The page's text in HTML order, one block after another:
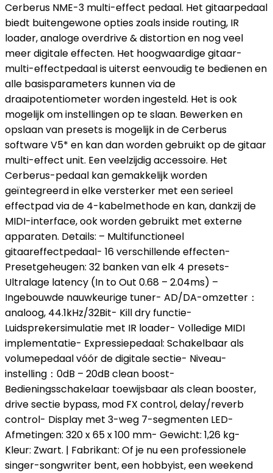
Cerberus NME-3 multi-effect pedaal. Het gitaarpedaal
biedt buitengewone opties zoals inside routing, IR
loader, analoge overdrive & distortion en nog veel
meer digitale effecten. Het hoogwaardige gitaar-
multi-effectpedaal is uiterst eenvoudig te bedienen en
alle basisparameters kunnen via de
draaipotentiometer worden ingesteld. Het is ook
mogelijk om instellingen op te slaan. Bewerken en
opslaan van presets is mogelijk in de Cerberus
software V5* en kan dan worden gebruikt op de gitaar
multi-effect unit. Een veelzijdig accessoire. Het
Cerberus-pedaal kan gemakkelijk worden
geïntegreerd in elke versterker met een serieel
effectpad via de 4-kabelmethode en kan, dankzij de
MIDI-interface, ook worden gebruikt met externe
apparaten. Details: – Multifunctioneel
gitaareffectpedaal- 16 verschillende effecten-
Presetgeheugen: 32 banken van elk 4 presets-
Ultralage latency (In to Out 0.68 – 2.04ms) –
Ingebouwde nauwkeurige tuner- AD/DA-omzetter：
analoog, 44.1kHz/32Bit- Kill dry functie-
Luidsprekersimulatie met IR loader- Volledige MIDI
implementatie- Expressiepedaal: Schakelbaar als
volumepedaal vóór de digitale sectie- Niveau-
instelling：0dB – 20dB clean boost-
Bedieningsschakelaar toewijsbaar als clean booster,
drive sectie bypass, mod FX control, delay/reverb
control- Display met 3-weg 7-segmenten LED-
Afmetingen: 320 x 65 x 100 mm- Gewicht: 1,26 kg-
Kleur: Zwart. | Fabrikant: Of je nu een professionele
singer-songwriter bent, een hobbyist, een weekend